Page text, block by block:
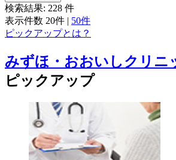
検索結果: 228 件
表示件数 20件 | 50件
ピックアップとは？
みずほ・おおいしクリニ
ピックアップ